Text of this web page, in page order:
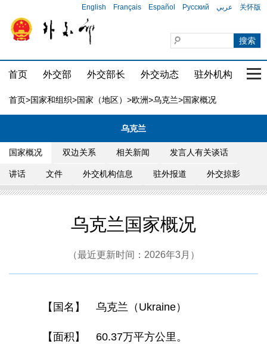
English Français Español Русский عربي 关怀版
首页 外交部 外交部长 外交动态 驻外机构 国
首页>国家和组织>国家（地区） >欧洲>乌克兰>国家概况
乌克兰
国家概况 双边关系 相关新闻 发言人有关谈话
讲话 文件 外交机构信息 驻外报道 外交掠影
乌克兰国家概况
（最近更新时间：2026年3月）
【国名】 乌克兰（Ukraine）
【面积】 60.37万平方公里。